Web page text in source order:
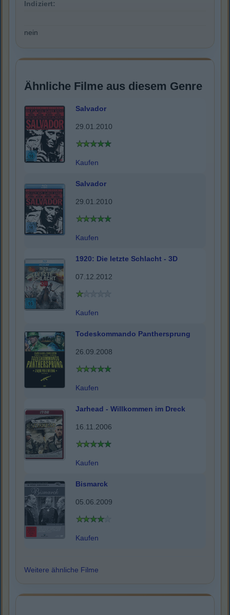
Indiziert:
nein
Ähnliche Filme aus diesem Genre
Salvador
29.01.2010
Kaufen
Salvador
29.01.2010
Kaufen
1920: Die letzte Schlacht - 3D
07.12.2012
Kaufen
Todeskommando Panthersprung
26.09.2008
Kaufen
Jarhead - Willkommen im Dreck
16.11.2006
Kaufen
Bismarck
05.06.2009
Kaufen
Weitere ähnliche Filme